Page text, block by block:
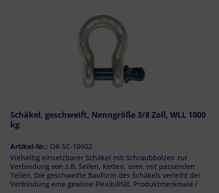
Schäkel, geschweift, Nenngröße 3/8 Zoll, WLL 1000
kg
Artikel-Nr.: OR-SC-10902
Vielseitig einsetzbarer Schäkel mit Schraubbolzen zur
Verbindung von z.B. Seilen, Ketten, uvm. mit passenden
Teilen. Die geschweifte Bauform des Schäkels verleiht der
Verbindung eine gewisse Flexibilität. Produktmerkmale /